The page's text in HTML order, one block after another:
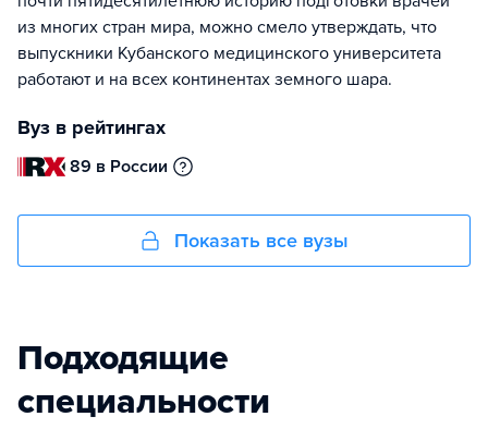
из многих стран мира, можно смело утверждать, что
выпускники Кубанского медицинского университета
работают и на всех континентах земного шара.
Вуз в рейтингах
89 в России
Показать все вузы
Подходящие
специальности